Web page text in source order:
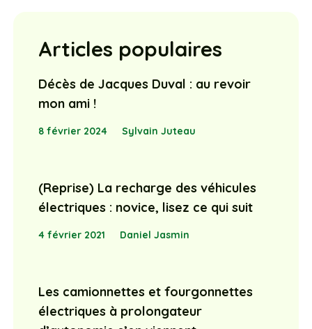
Articles populaires
Décès de Jacques Duval : au revoir
mon ami !
8 février 2024 Sylvain Juteau
(Reprise) La recharge des véhicules
électriques : novice, lisez ce qui suit
4 février 2021 Daniel Jasmin
Les camionnettes et fourgonnettes
électriques à prolongateur